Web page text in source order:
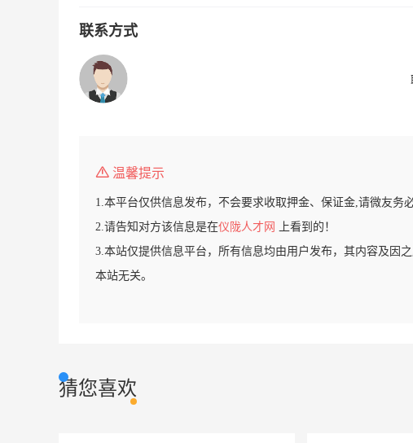
联系方式
温馨提示
1.本平台仅供信息发布，不会要求收取押金、保证金,请微友务必
2.请告知对方该信息是在仪陇人才网
上看到的！
3.本站仅提供信息平台，所有信息均由用户发布，其内容及因
本站无关。
猜您喜欢